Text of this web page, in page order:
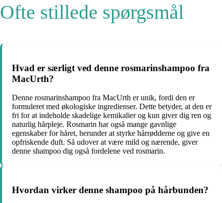
Ofte stillede spørgsmål
Hvad er særligt ved denne rosmarinshampoo fra
MacUrth?
Denne rosmarinshampoo fra MacUrth er unik, fordi den er
formuleret med økologiske ingredienser. Dette betyder, at den er
fri for at indeholde skadelige kemikalier og kun giver dig ren og
naturlig hårpleje. Rosmarin har også mange gavnlige
egenskaber for håret, herunder at styrke hårrødderne og give en
opfriskende duft. Så udover at være mild og nærende, giver
denne shampoo dig også fordelene ved rosmarin.
Hvordan virker denne shampoo på hårbunden?